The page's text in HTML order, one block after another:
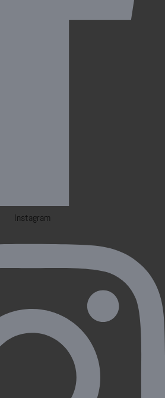
Instagram